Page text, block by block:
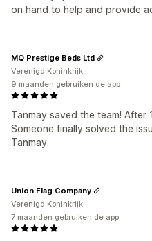
on hand to help and provide
Tanmay saved the team! After
Someone finally solved the
Tanmay.
MQ Prestige Beds Ltd
Verenigd Koninkrijk
9 maanden gebruiken de app
Union Flag Company
Verenigd Koninkrijk
7 maanden gebruiken de app